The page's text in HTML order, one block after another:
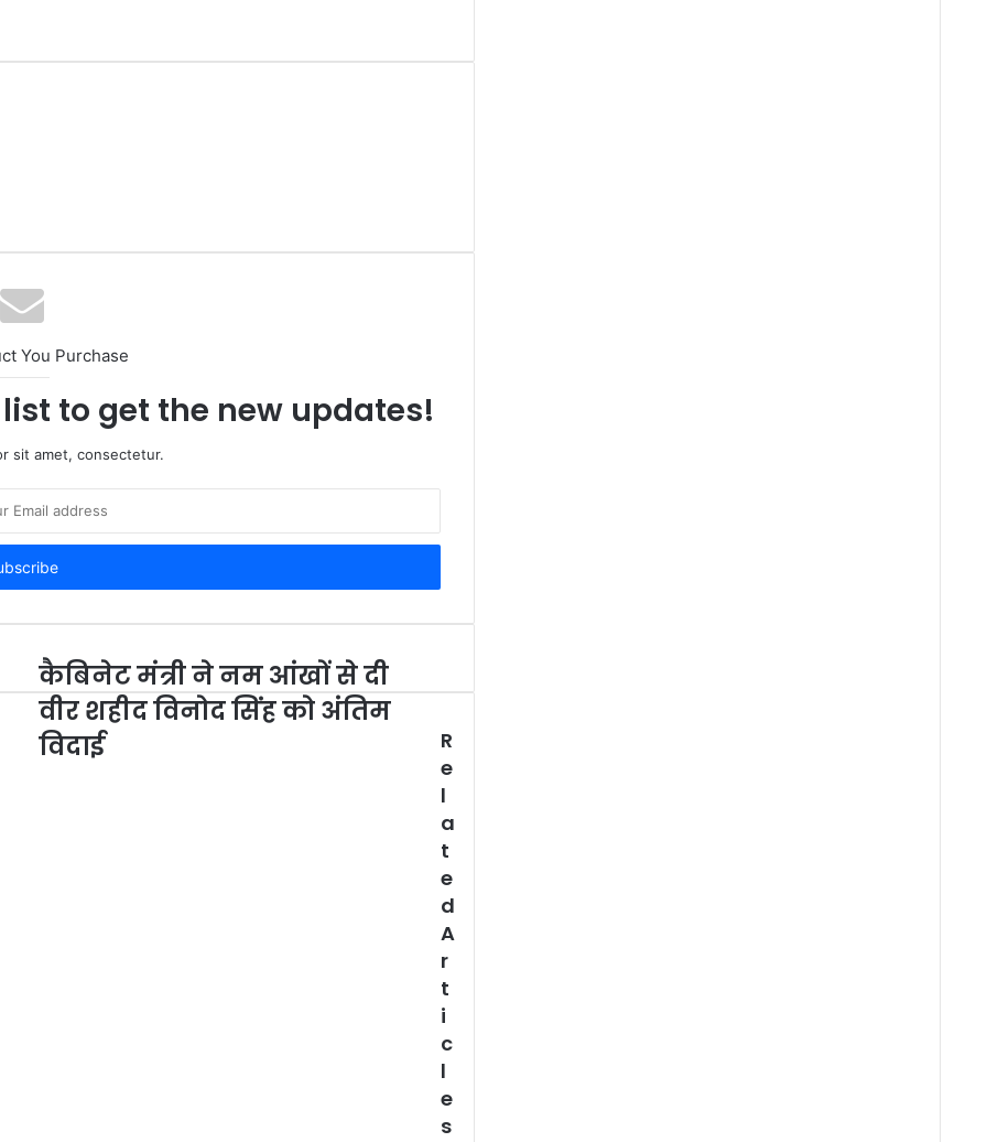
You Purchase
to get the new updates!
sit amet, consectetur.
कैबिनेट मंत्री ने नम आंखों से दी
वीर शहीद विनोद सिंह को अंतिम
विदाई
R
e
l
a
t
e
d
A
r
t
i
c
l
e
s